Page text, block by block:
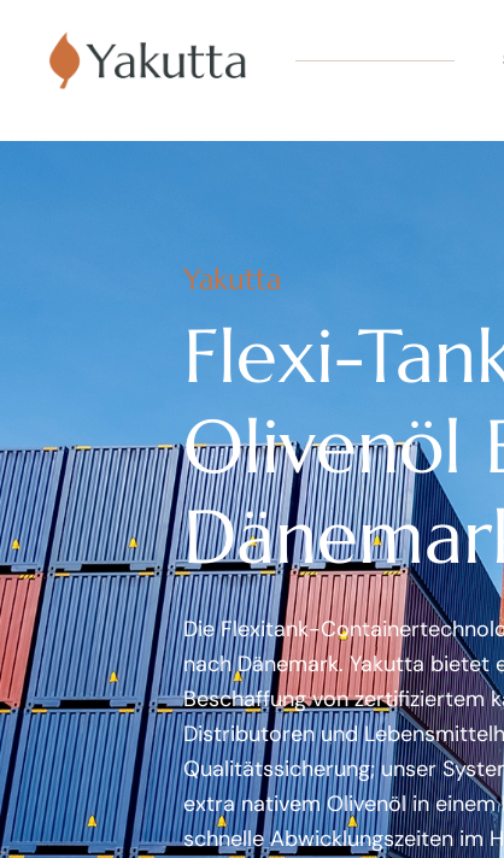
Yakutta
Flexi-
Olivenöl
Die Flexitank-
nach Dänemark. Yakutta bietet
Beschaffung von zertifiziertem
Distributoren und
Qualitätssicherung; unser
extra nativem Olivenöl in
schnelle Abwicklungszeiten im